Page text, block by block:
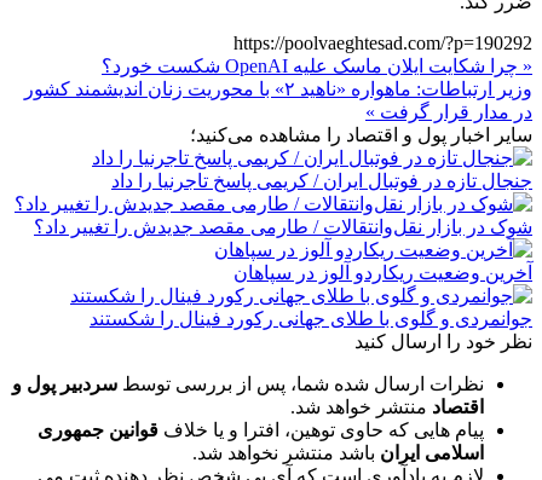
https://poolvaeghtesad.com/?p=190292
« چرا شکایت ایلان ماسک علیه OpenAI شکست خورد؟
وزیر ارتباطات: ماهواره «ناهید ۲» با محوریت زنان اندیشمند کشور
در مدار قرار گرفت »
سایر اخبار پول و اقتصاد را مشاهده می‌کنید؛
جنجال تازه در فوتبال ایران / کریمی پاسخ تاجرنیا را داد
شوک در بازار نقل‌وانتقالات / طارمی مقصد جدیدش را تغییر داد؟
آخرین وضعیت ریکاردو آلوز در سپاهان
جوانمردی و گلوی با طلای جهانی رکورد فینال را شکستند
نظر خود را ارسال کنید
نظرات ارسال شده شما، پس از بررسی توسط سردبیر پول و
اقتصاد منتشر خواهد شد.
پیام هایی که حاوی توهین، افترا و یا خلاف قوانین جمهوری
اسلامی ایران باشد منتشر نخواهد شد.
لازم به یادآوری است که آی پی شخص نظر دهنده ثبت می